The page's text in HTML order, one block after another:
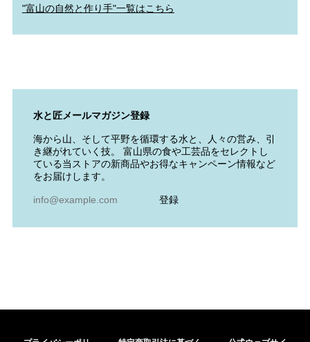
"富山の自然と作り手"一覧はこちら
水と匠メールマガジン登録
海から山、そして平野を循環する水と、人々の営み、引
き継がれていく技。 富山県の食や工芸品をセレクトし
ている当ストアの新商品やお得なキャンペーン情報など
をお届けします。
登録